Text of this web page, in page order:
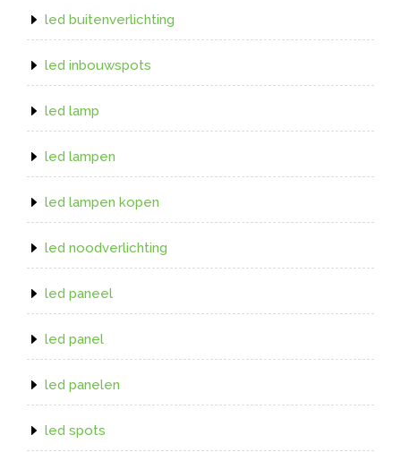
led buitenverlichting
led inbouwspots
led lamp
led lampen
led lampen kopen
led noodverlichting
led paneel
led panel
led panelen
led spots